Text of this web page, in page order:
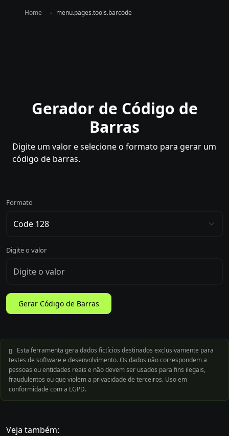
Home menu.pages.tools.barcode
Gerador de Código de
Barras
Digite um valor e selecione o formato para gerar um
código de barras.
Formato
Digite o valor
Gerar Código de Barras
Esta ferramenta gera dados fictícios destinados exclusivamente para
testes de software e desenvolvimento. Os dados não correspondem a
pessoas ou entidades reais e não devem ser usados para fins ilegais,
fraudulentos ou que violem a privacidade de terceiros. Uso em
conformidade com a LGPD.
Veja também: